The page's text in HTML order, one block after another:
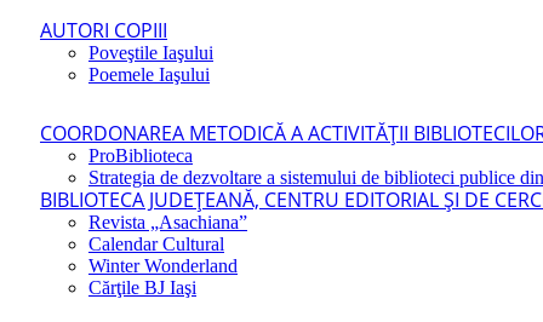
AUTORI COPIII
Poveştile Iaşului
Poemele Iaşului
COORDONAREA METODICĂ A ACTIVITĂŢII
ProBiblioteca
Strategia de dezvoltare a sistemului de biblioteci publice
BIBLIOTECA JUDEŢEANĂ, CENTRU EDITORIAL ŞI DE
Revista „Asachiana”
Calendar Cultural
Winter Wonderland
Cărţile BJ Iaşi